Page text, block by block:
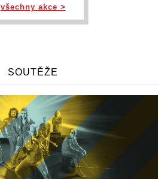
všechny akce >
SOUTĚŽE